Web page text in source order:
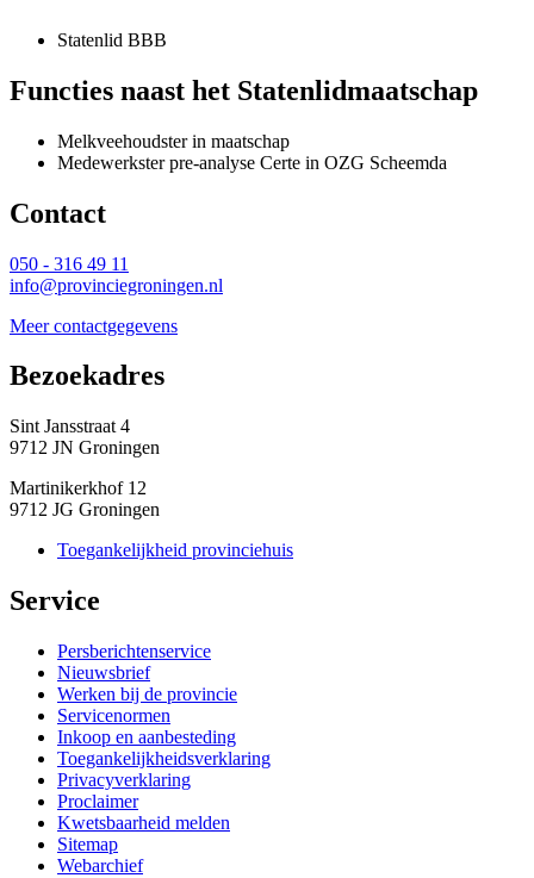
Statenlid BBB
Functies naast het Statenlidmaatschap
Melkveehoudster in maatschap
Medewerkster pre-analyse Certe in OZG Scheemda
Contact
050 - 316 49 11
info@provinciegroningen.nl
Meer contactgegevens
Bezoekadres
Sint Jansstraat 4
9712 JN Groningen
Martinikerkhof 12
9712 JG Groningen
Toegankelijkheid provinciehuis
Service
Persberichtenservice
Nieuwsbrief
Werken bij de provincie
Servicenormen
Inkoop en aanbesteding
Toegankelijkheidsverklaring
Privacyverklaring
Proclaimer
Kwetsbaarheid melden
Sitemap
Webarchief